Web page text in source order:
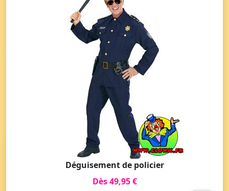
Déguisement de policier
Dès 49,95 €